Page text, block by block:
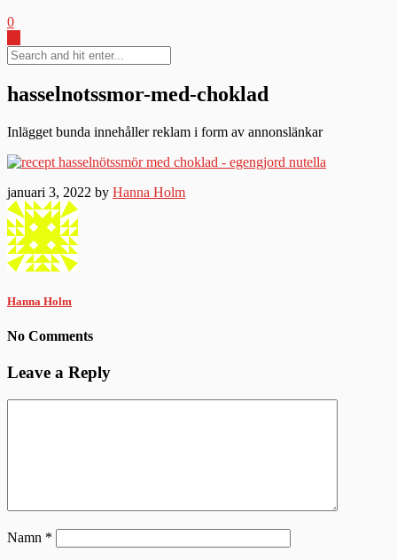
0
hasselnotssmor-med-choklad
Inlägget bunda innehåller reklam i form av annonslänkar
januari 3, 2022 by Hanna Holm
Hanna Holm
No Comments
Leave a Reply
Namn *